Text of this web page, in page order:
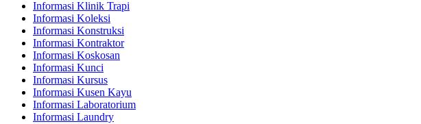
Informasi Klinik Trapi
Informasi Koleksi
Informasi Konstruksi
Informasi Kontraktor
Informasi Koskosan
Informasi Kunci
Informasi Kursus
Informasi Kusen Kayu
Informasi Laboratorium
Informasi Laundry